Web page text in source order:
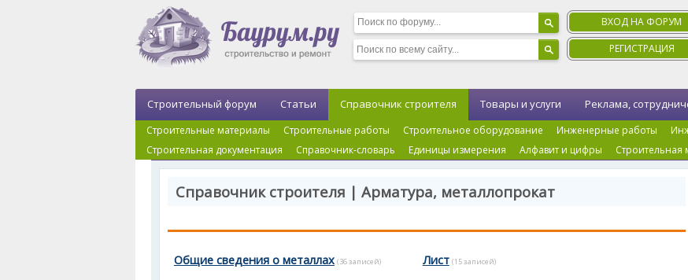
ВХОД НА ФОРУМ
РЕГИСТРАЦИЯ
Строительный форум Статьи Справочник строителя
Строительные материалы Строительные работы Строительное оборудование Инженерные работы
Строительная документация
Справочник-словарь Единицы измерения Алфавит и цифры Строительная
Товары и услуги Реклама,
Справочник строителя | Арматура, металлопрокат
Общие сведения о металлах (36 записей) Лист (15 записей)